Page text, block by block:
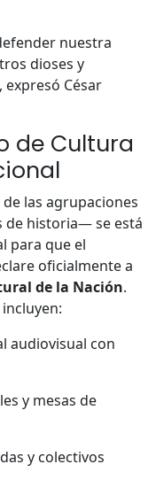
nuestra
dioses y
César
de Cultura
las agrupaciones
de historia— se está
para que el
oficialmente a
de la Nación.
audiovisual con
y mesas de
y colectivos